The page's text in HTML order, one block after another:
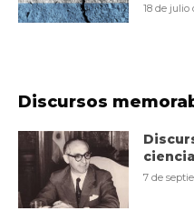
18 de julio
Discursos
7 de